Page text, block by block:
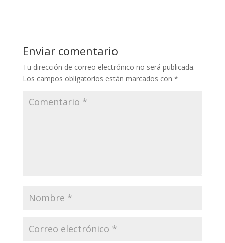
Enviar comentario
Tu dirección de correo electrónico no será publicada.
Los campos obligatorios están marcados con *